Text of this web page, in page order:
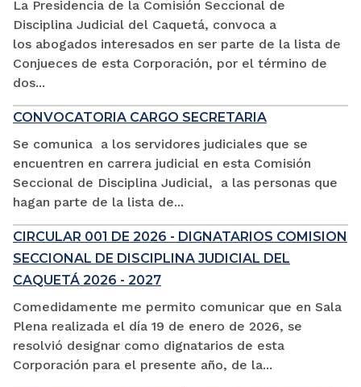
La Presidencia de la Comisión Seccional de
Disciplina Judicial del Caquetá, convoca a
los abogados interesados en ser parte de la lista de
Conjueces de esta Corporación, por el término de
dos...
CONVOCATORIA CARGO SECRETARIA
Se comunica a los servidores judiciales que se
encuentren en carrera judicial en esta Comisión
Seccional de Disciplina Judicial, a las personas que
hagan parte de la lista de...
CIRCULAR 001 DE 2026 - DIGNATARIOS COMISION
SECCIONAL DE DISCIPLINA JUDICIAL DEL
CAQUETÁ 2026 - 2027
Comedidamente me permito comunicar que en Sala
Plena realizada el día 19 de enero de 2026, se
resolvió designar como dignatarios de esta
Corporación para el presente año, de la...